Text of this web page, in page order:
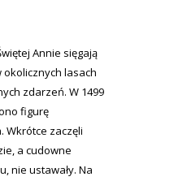
Annie sięgają
okolicznych lasach
zdarzeń. W 1499
figurę
Wkrótce zaczęli
a cudowne
nie ustawały. Na